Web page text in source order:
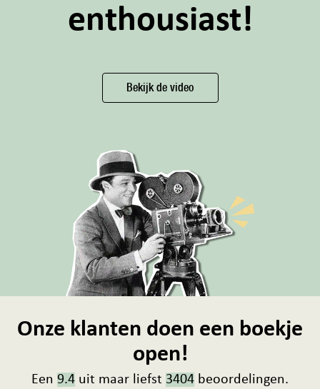
enthousiast!
Bekijk de video
Onze klanten doen een boekje
open!
Een 9.4 uit maar liefst 3404 beoordelingen.